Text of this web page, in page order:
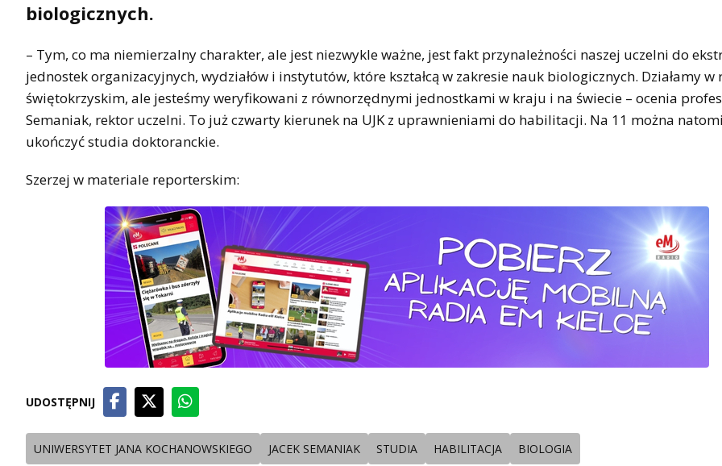
biologicznych.
– Tym, co ma niemierzalny charakter, ale jest niezwykle ważne, jest fakt przynależności naszej uczelni do
jednostek organizacyjnych, wydziałów i instytutów, które kształcą w zakresie nauk biologicznych. Działamy w
świętokrzyskim, ale jesteśmy weryfikowani z równorzędnymi jednostkami w kraju i na świecie – ocenia
Semaniak, rektor uczelni. To już czwarty kierunek na UJK z uprawnieniami do habilitacji. Na 11 można
ukończyć studia doktoranckie.
Szerzej w materiale reporterskim:
UDOSTĘPNIJ
UNIWERSYTET JANA KOCHANOWSKIEGO JACEK SEMANIAK STUDIA HABILITACJA BIOLOGIA